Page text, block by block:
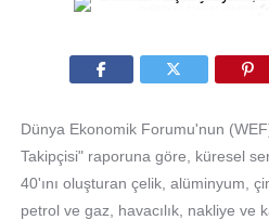
Dünya Ekonomik Forumu'nun
Takipçisi" raporuna göre, küresel
40'ını oluşturan çelik, alüminyum,
petrol ve gaz, havacılık, nakliye ve